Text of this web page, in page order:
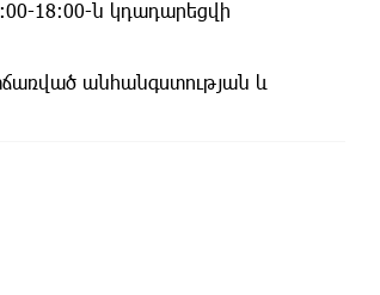
18:00-ն կդադարեցվի
անհանգստության և